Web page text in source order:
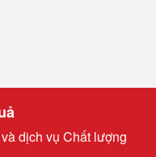
dịch vụ Chất lượng